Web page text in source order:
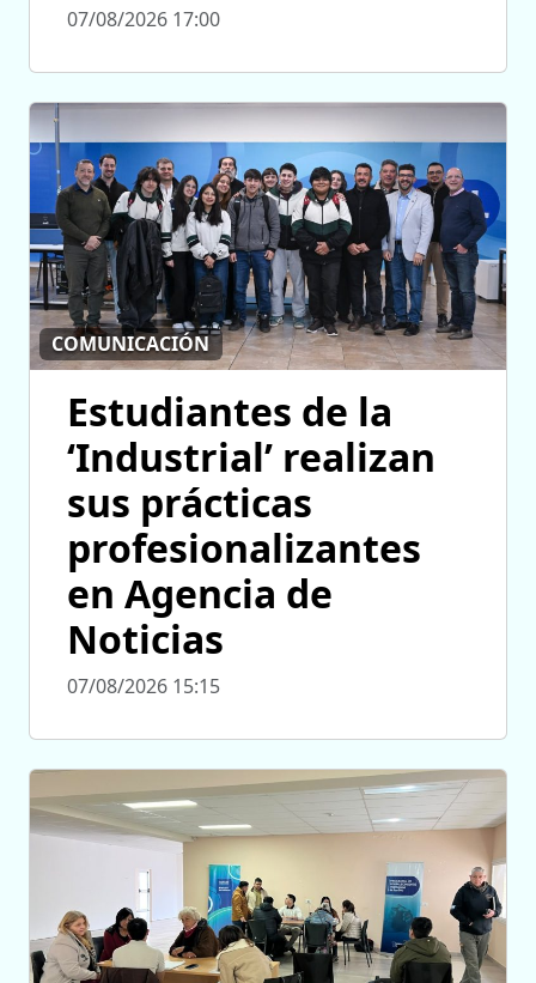
07/08/2026 17:00
COMUNICACIÓN
Estudiantes de la
‘Industrial’ realizan
sus prácticas
profesionalizantes
en Agencia de
Noticias
07/08/2026 15:15